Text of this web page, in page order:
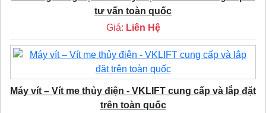
tư vấn toàn quốc
Giá: Liên Hệ
Máy vít – Vít me thủy điện - VKLIFT cung cấp và lắp đặt
trên toàn quốc